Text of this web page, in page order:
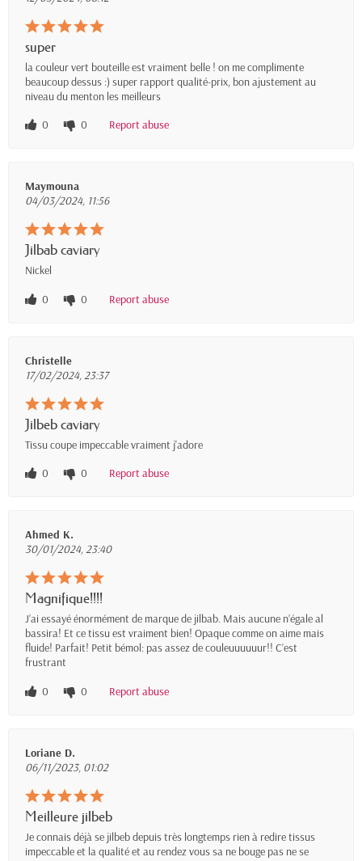
super
la couleur vert bouteille est vraiment belle ! on me complimente
beaucoup dessus :) super rapport qualité-prix, bon ajustement au
niveau du menton les meilleurs
0
0 Report abuse
Maymouna
04/03/2024, 11:56
Jilbab caviary
Nickel
0
0 Report abuse
Christelle
17/02/2024, 23:37
Jilbeb caviary
Tissu coupe impeccable vraiment j'adore
0
0 Report abuse
Ahmed K.
30/01/2024, 23:40
Magnifique!!!!
J’ai essayé énormément de marque de jilbab. Mais aucune n’égale al
bassira! Et ce tissu est vraiment bien! Opaque comme on aime mais
fluide! Parfait! Petit bémol: pas assez de couleuuuuuur!! C’est
frustrant
0
0 Report abuse
Loriane D.
06/11/2023, 01:02
Meilleure jilbeb
Je connais déjà se jilbeb depuis très longtemps rien à redire tissus
impeccable et la qualité et au rendez vous sa ne bouge pas ne se